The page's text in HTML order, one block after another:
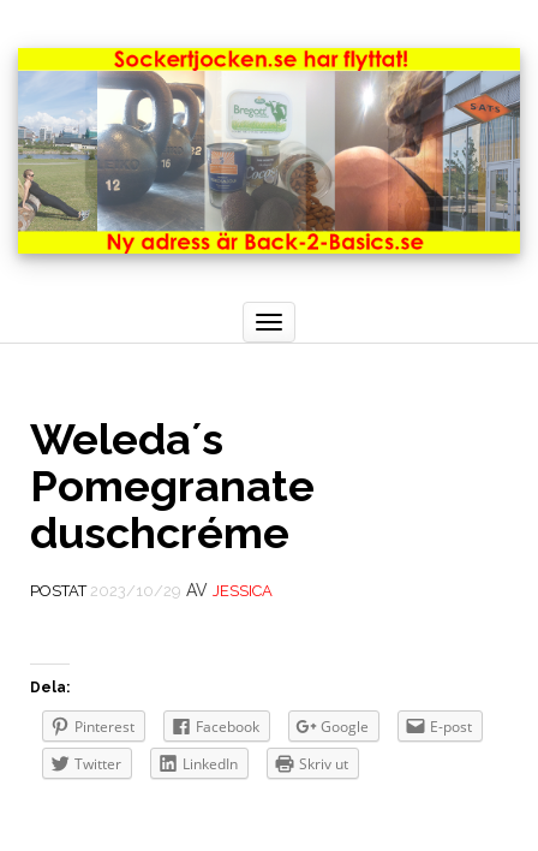
Toggle
navigation
Weleda´s
Pomegranate
duschcréme
POSTAT 2023/10/29 AV JESSICA
Dela:
Pinterest Facebook Google
E-post
Twitter
LinkedIn Skriv ut